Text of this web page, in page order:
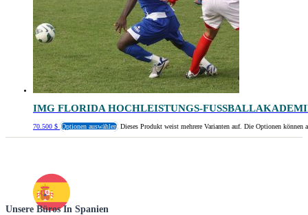
IMG FLORIDA HOCHLEISTUNGS-FUSSBALLAKADEMIE
70.500 $ Optionen auswählen Dieses Produkt weist mehrere Varianten auf. Die Optionen können
Unsere Büros In Spanien